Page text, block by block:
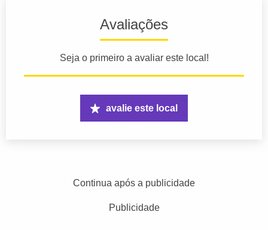
Avaliações
Seja o primeiro a avaliar este local!
avalie este local
Continua após a publicidade
Publicidade